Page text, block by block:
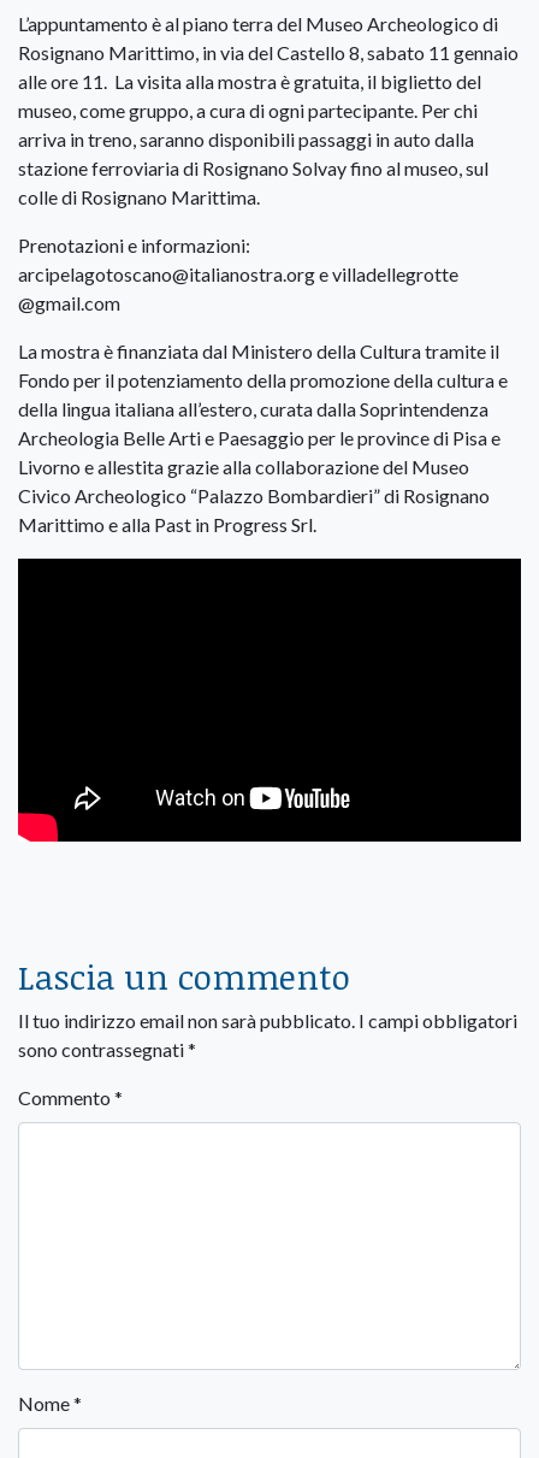
L’appuntamento è al piano terra del Museo Archeologico di
Rosignano Marittimo, in via del Castello 8, sabato 11 gennaio
alle ore 11. La visita alla mostra è gratuita, il biglietto del
museo, come gruppo, a cura di ogni partecipante. Per chi
arriva in treno, saranno disponibili passaggi in auto dalla
stazione ferroviaria di Rosignano Solvay fino al museo, sul
colle di Rosignano Marittima.
Prenotazioni e informazioni:
arcipelagotoscano@italianostra.org e villadellegrotte
@gmail.com
La mostra è finanziata dal Ministero della Cultura tramite il
Fondo per il potenziamento della promozione della cultura e
della lingua italiana all’estero, curata dalla Soprintendenza
Archeologia Belle Arti e Paesaggio per le province di Pisa e
Livorno e allestita grazie alla collaborazione del Museo
Civico Archeologico “Palazzo Bombardieri” di Rosignano
Marittimo e alla Past in Progress Srl.
Lascia un commento
Il tuo indirizzo email non sarà pubblicato. I campi obbligatori
sono contrassegnati*
Commento *
Nome*